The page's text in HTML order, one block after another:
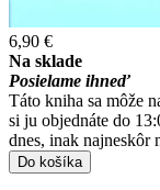
6,90 €
Na sklade
Posielame ihneď
Táto kniha sa môže
si ju objednáte do
dnes, inak najneskôr
Do košíka